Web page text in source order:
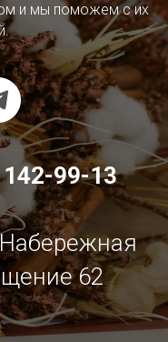
и мы поможем с их
99-13
Набережная
62